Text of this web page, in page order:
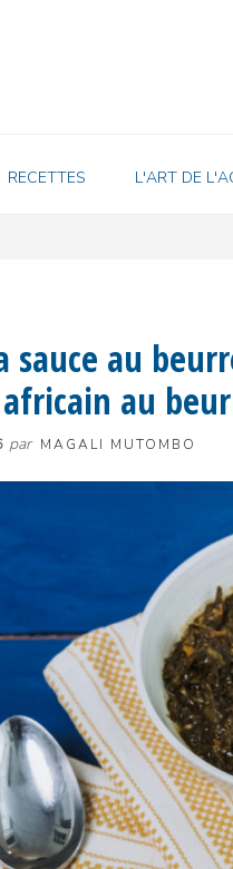
RECETTES L'ART DE
sauce au
au
par MAGALI MUTOMBO